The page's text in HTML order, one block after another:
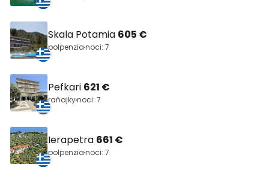
Skala Potamia 605 €
polpenzianoci: 7
Pefkari 621 €
raňajkynoci: 7
Ierapetra 661 €
polpenzianoci: 7